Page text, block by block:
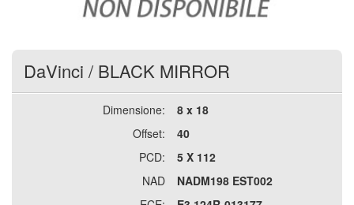
DaVinci / BLACK MIRROR
Dimensione:
8 x 18
Offset:
40
PCD:
5 X 112
NAD
NADM198 EST002